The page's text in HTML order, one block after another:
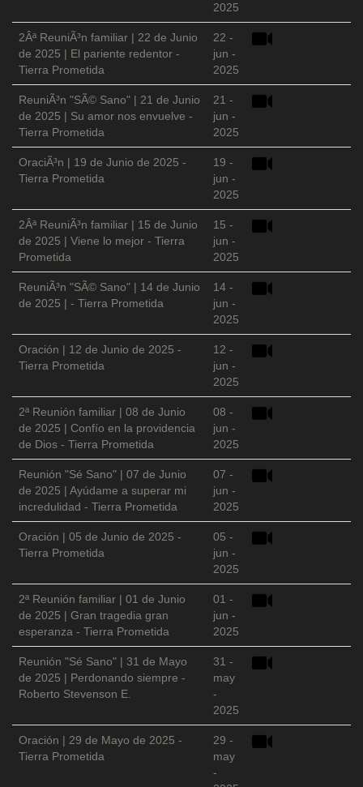
2025
2Âª ReuniÃ³n familiar | 22 de Junio
de 2025 | El pariente redentor -
Tierra Prometida
22 -
jun -
2025
ReuniÃ³n "SÃ© Sano" | 21 de Junio
de 2025 | Su amor nos envuelve -
Tierra Prometida
21 -
jun -
2025
OraciÃ³n | 19 de Junio de 2025 -
Tierra Prometida
19 -
jun -
2025
2Âª ReuniÃ³n familiar | 15 de Junio
de 2025 | Viene lo mejor - Tierra
Prometida
15 -
jun -
2025
ReuniÃ³n "SÃ© Sano" | 14 de Junio
de 2025 | - Tierra Prometida
14 -
jun -
2025
Oración | 12 de Junio de 2025 -
Tierra Prometida
12 -
jun -
2025
2ª Reunión familiar | 08 de Junio
de 2025 | Confío en la providencia
de Dios - Tierra Prometida
08 -
jun -
2025
Reunión "Sé Sano" | 07 de Junio
de 2025 | Ayúdame a superar mi
incredulidad - Tierra Prometida
07 -
jun -
2025
Oración | 05 de Junio de 2025 -
Tierra Prometida
05 -
jun -
2025
2ª Reunión familiar | 01 de Junio
de 2025 | Gran tragedia gran
esperanza - Tierra Prometida
01 -
jun -
2025
Reunión "Sé Sano" | 31 de Mayo
de 2025 | Perdonando siempre -
Roberto Stevenson E.
31 -
may
-
2025
Oración | 29 de Mayo de 2025 -
Tierra Prometida
29 -
may
-